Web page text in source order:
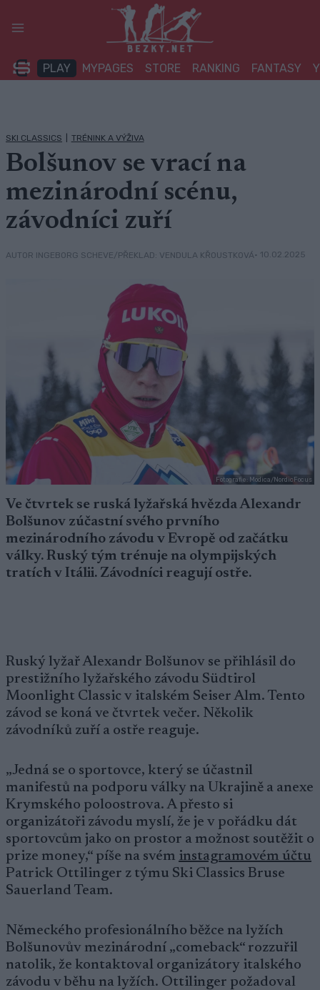
PLAY MYPAGES STORE RANKING FANTASY
SKI CLASSICS TRÉNINK A VÝŽIVA
Bolšunov se vrací na
mezinárodní scénu,
závodníci zuří
AUTOR INGEBORG SCHEVE/PŘEKLAD: VENDULA KŘOUSTKOVÁ• 10.02.2025
Fotografie: Modica/NordicFocus
Ve čtvrtek se ruská lyžařská hvězda Alexandr
Bolšunov zúčastní svého prvního
mezinárodního závodu v Evropě od začátku
války. Ruský tým trénuje na olympijských
tratích v Itálii. Závodníci reagují ostře.
Ruský lyžař Alexandr Bolšunov se přihlásil do
prestižního lyžařského závodu Südtirol
Moonlight Classic v italském Seiser Alm. Tento
závod se koná ve čtvrtek večer. Několik
závodníků zuří a ostře reaguje.
„Jedná se o sportovce, který se účastnil
manifestů na podporu války na Ukrajině a anexe
Krymského poloostrova. A přesto si
organizátoři závodu myslí, že je v pořádku dát
sportovcům jako on prostor a možnost soutěžit o
prize money,“ píše na svém instagramovém účtu
Patrick Ottilinger z týmu Ski Classics Bruse
Sauerland Team.
Německého profesionálního běžce na lyžích
Bolšunovův mezinárodní „comeback“ rozzuřil
natolik, že kontaktoval organizátory italského
závodu v běhu na lyžích. Ottilinger požadoval